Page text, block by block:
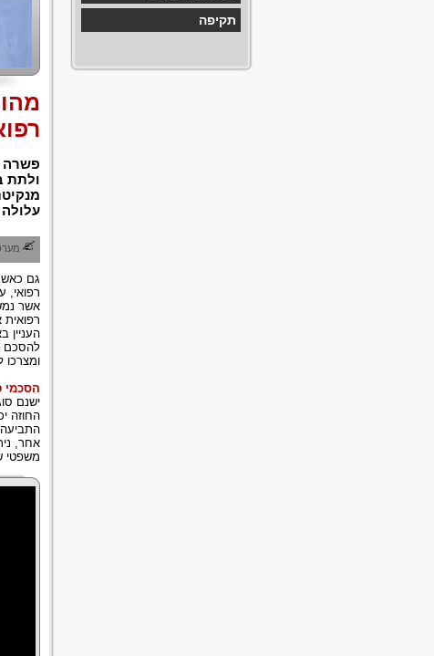
תקיפה
פשרה
ולתת
גם
רפואי,
אשר
רפואית
העניין
להסכם
הסכמי
ישנם
החוזה
אחר,
משפטי